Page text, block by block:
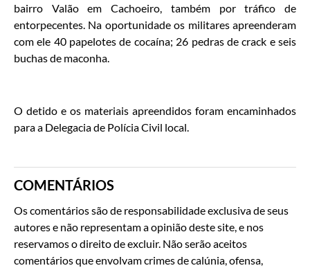
bairro Valão em Cachoeiro, também por tráfico de
entorpecentes. Na oportunidade os militares apreenderam
com ele 40 papelotes de cocaína; 26 pedras de crack e seis
buchas de maconha.
O detido e os materiais apreendidos foram encaminhados
para a Delegacia de Polícia Civil local.
COMENTÁRIOS
Os comentários são de responsabilidade exclusiva de seus
autores e não representam a opinião deste site, e nos
reservamos o direito de excluir. Não serão aceitos
comentários que envolvam crimes de calúnia, ofensa,